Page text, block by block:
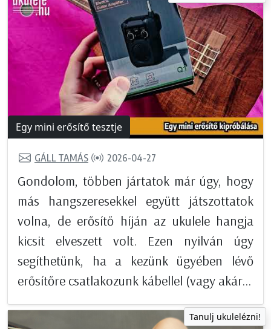
Egy mini erősítő tesztje
GÁLL TAMÁS 2026-04-27
Gondolom, többen jártatok már úgy, hogy
más hangszeresekkel együtt játszottatok
volna, de erősítő híján az ukulele hangja
kicsit elveszett volt. Ezen nyilván úgy
segíthetünk, ha a kezünk ügyében lévő
erősítőre csatlakozunk kábellel (vagy akár...
Tanulj ukulelézni!